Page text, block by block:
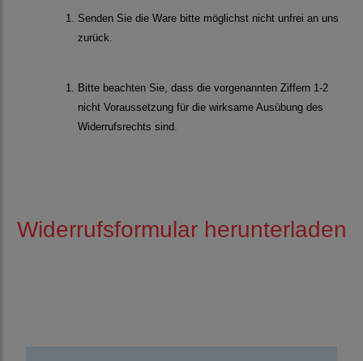
Senden Sie die Ware bitte möglichst nicht unfrei an uns
zurück.
Bitte beachten Sie, dass die vorgenannten Ziffern 1-2
nicht Voraussetzung für die wirksame Ausübung des
Widerrufsrechts sind.
Widerrufsformular herunterladen